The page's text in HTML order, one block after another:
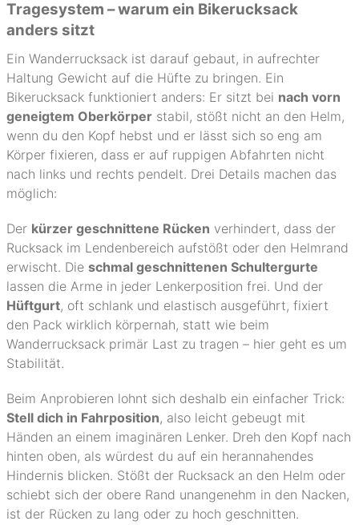
Tragesystem – warum ein Bikerucksack
anders sitzt
Ein Wanderrucksack ist darauf gebaut, in aufrechter
Haltung Gewicht auf die Hüfte zu bringen. Ein
Bikerucksack funktioniert anders: Er sitzt bei nach vorn
geneigtem Oberkörper stabil, stößt nicht an den Helm,
wenn du den Kopf hebst und er lässt sich so eng am
Körper fixieren, dass er auf ruppigen Abfahrten nicht
nach links und rechts pendelt. Drei Details machen das
möglich:
Der kürzer geschnittene Rücken verhindert, dass der
Rucksack im Lendenbereich aufstößt oder den Helmrand
erwischt. Die schmal geschnittenen Schultergurte
lassen die Arme in jeder Lenkerposition frei. Und der
Hüftgurt, oft schlank und elastisch ausgeführt, fixiert
den Pack wirklich körpernah, statt wie beim
Wanderrucksack primär Last zu tragen – hier geht es um
Stabilität.
Beim Anprobieren lohnt sich deshalb ein einfacher Trick:
Stell dich in Fahrposition, also leicht gebeugt mit
Händen an einem imaginären Lenker. Dreh den Kopf nach
hinten oben, als würdest du auf ein herannahendes
Hindernis blicken. Stößt der Rucksack an den Helm oder
schiebt sich der obere Rand unangenehm in den Nacken,
ist der Rücken zu lang oder zu hoch geschnitten.